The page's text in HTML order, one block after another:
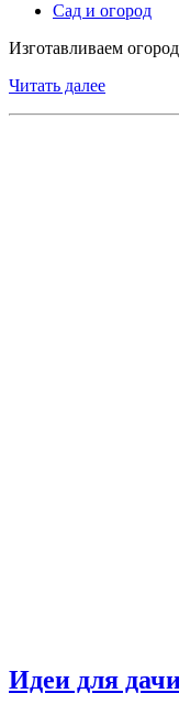
Сад и огород
Изготавливаем
Читать далее
Идеи для